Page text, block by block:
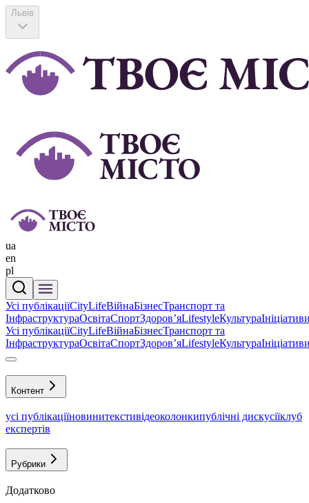
Львів
ua
en
pl
Усі публікаціїCityLifeВійнаБізнесТранспорт та
ІнфраструктураОсвітаСпортЗдоровʼяLifestyleКультура
Усі публікаціїCityLifeВійнаБізнесТранспорт та
ІнфраструктураОсвітаСпортЗдоровʼяLifestyleКультура
Контент
усі публікаціїновинитекстивідеоколонкипублічні дискусіїклуб
експертів
Рубрики
Додатково